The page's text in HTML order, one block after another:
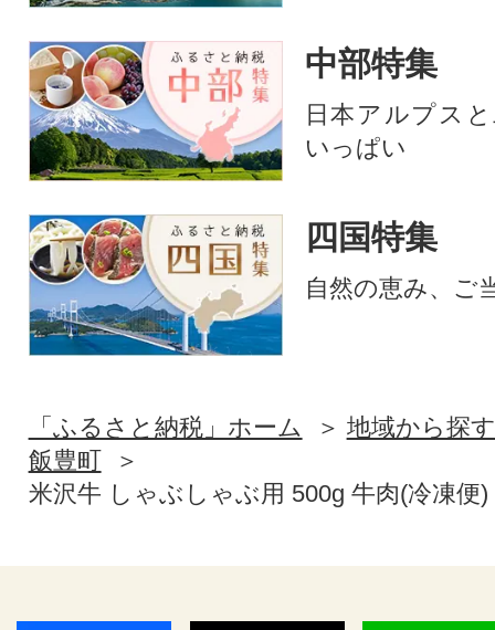
中部特集
日本アルプス
いっぱい
四国特集
自然の恵み、ご
「ふるさと納税」ホーム
地域から探す
飯豊町
米沢牛 しゃぶしゃぶ用 500g 牛肉(冷凍便